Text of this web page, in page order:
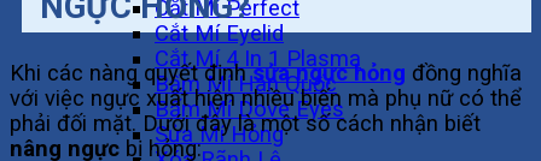
Cắt Mí Perfect
Cắt Mí Eyelid
Cắt Mí 4 In 1 Plasma
Bấm Mí Hàn Quốc
Bấm Mí Dove Eyes
Sửa Mí Hỏng
Khi các nàng quyết địnhsửa ngực hỏng đồng nghĩa
với việc ngực xuất hiện nhiều biến mà phụ nữ có thể
phải đối mặt. Dưới đây là một số cách nhận biết
nâng ngực bị hỏng: